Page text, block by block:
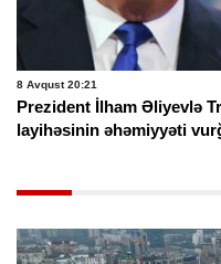
8 Avqust 20:21
Prezident İlham Əliyevlə
layihəsinin əhəmiyyəti